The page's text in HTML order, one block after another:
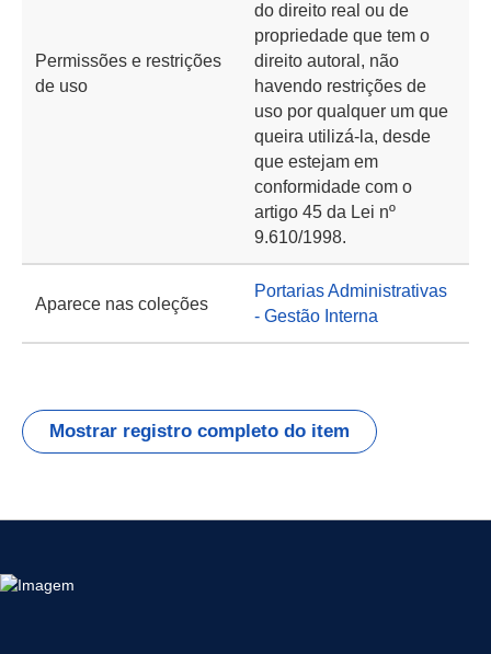
Permissões e restrições
de uso
do direito real ou de
propriedade que tem o
direito autoral, não
havendo restrições de
uso por qualquer um que
queira utilizá-la, desde
que estejam em
conformidade com o
artigo 45 da Lei nº
9.610/1998.
Aparece nas coleções
Portarias Administrativas
- Gestão Interna
Mostrar registro completo do item